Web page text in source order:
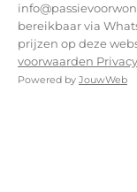
bereikbaar via
prijzen op deze
voorwaarden
Powered by JouwWeb